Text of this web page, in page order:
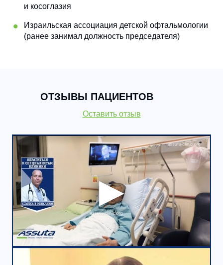
и косоглазия
Израильская ассоциация детской офтальмологии
(ранее занимал должность председателя)
ОТЗЫВЫ ПАЦИЕНТОВ
Оставить отзыв